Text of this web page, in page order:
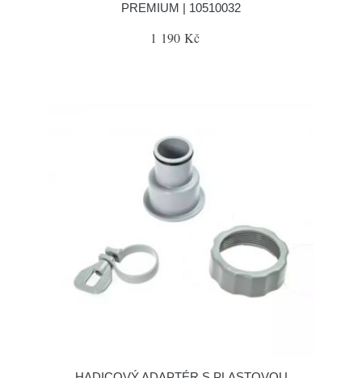
PREMIUM | 10510032
1 190 Kč